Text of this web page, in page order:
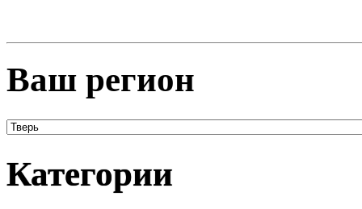
Ваш регион
Категории